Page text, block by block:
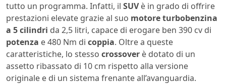
tutto un programma. Infatti, il SUVè in grado di offrire
prestazioni elevate grazie al suo motore turbobenzina
a 5 cilindri da 2,5 litri, capace di erogare ben 390 cv di
potenza e 480 Nm di coppia. Oltre a queste
caratteristiche, lo stesso crossover è dotato di un
assetto ribassato di 10 cm rispetto alla versione
originale e di un sistema frenante all’avanguardia.